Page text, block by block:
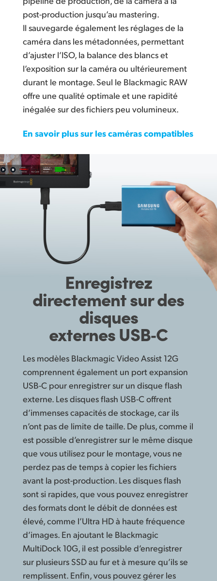
post-production jusqu’au mastering.
Il sauvegarde également les réglages de la
caméra dans les métadonnées, permettant
d’ajuster l’ISO, la balance des blancs et
l’exposition sur la caméra ou ultérieurement
durant le montage. Seul le Blackmagic RAW
offre une qualité optimale et une rapidité
inégalée sur des fichiers peu volumineux.
En savoir plus sur les caméras compatibles
Enregistrez
directementsur des
disques
externes USB‑C
Les modèles Blackmagic Video Assist 12G
comprennent également un port expansion
USB-C pour enregistrer sur un disque flash
externe. Les disques flash USB-C offrent
d’immenses capacités de stockage, car ils
n’ont pas de limite de taille. De plus, comme il
est possible d’enregistrer sur le même disque
que vous utilisez pour le montage, vous ne
perdez pas de temps à copier les fichiers
avant la post-production. Les disques flash
sont si rapides, que vous pouvez enregistrer
des formats dont le débit de données est
élevé, comme l’Ultra HD à haute fréquence
d’images. En ajoutant le Blackmagic
MultiDock 10G, il est possible d’enregistrer
sur plusieurs SSD au fur et à mesure qu’ils se
remplissent. Enfin, vous pouvez gérer les